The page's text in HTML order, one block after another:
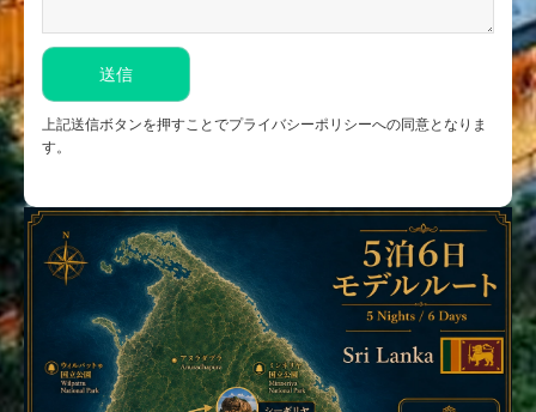
上記送信ボタンを押すことでプライバシーポリシーへの同意となりま
す。